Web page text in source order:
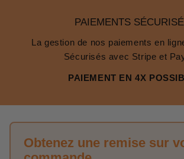
PAIEMENTS
La gestion de nos paiements en
Sécurisés avec Stripe et
PAIEMENT EN 4X
Obtenez une remise sur